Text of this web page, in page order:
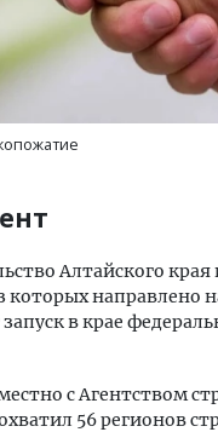
Алтайского
которых направлено
в крае
с Агентством
56 регионов
трендах в